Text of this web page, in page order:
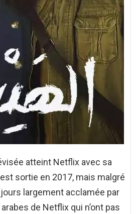
atteint Netflix avec sa
sortie en 2017, mais malgré
largement acclamée par
de Netflix qui n’ont pas